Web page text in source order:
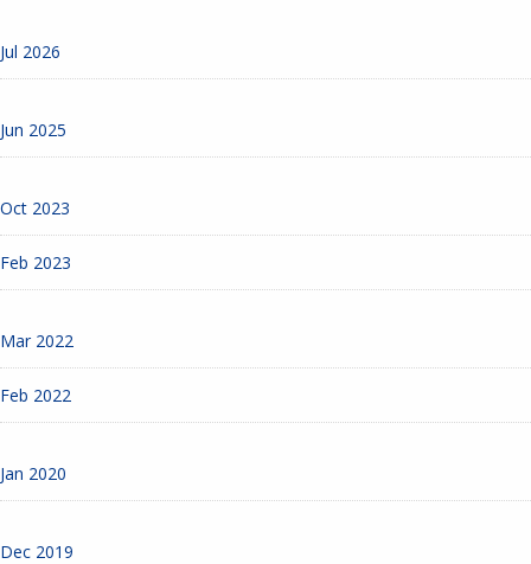
Jul 2026
Jun 2025
Oct 2023
Feb 2023
Mar 2022
Feb 2022
Jan 2020
Dec 2019